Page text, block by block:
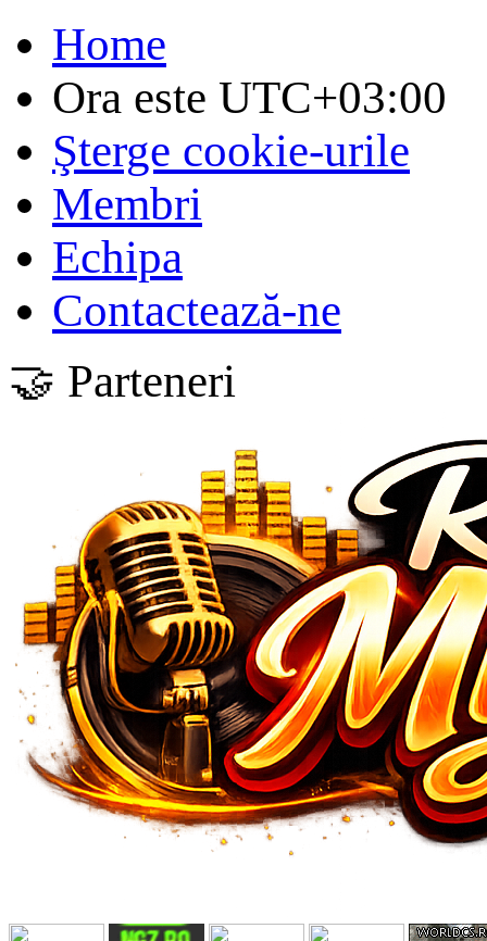
Home
Ora este UTC+03:00
Şterge cookie-urile
Membri
Echipa
Contactează-ne
🤝 Parteneri